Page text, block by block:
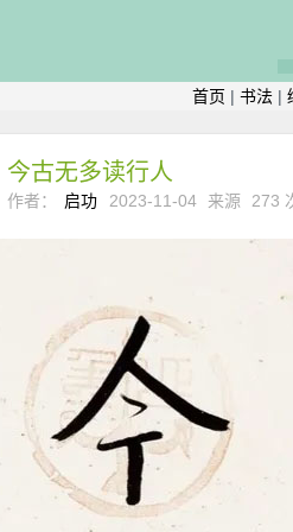
首页 | 书法 |
古无多读行人
作者： 启功 2023-11-04 来源 273